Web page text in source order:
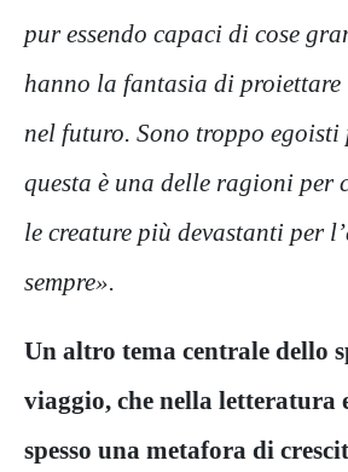
pur essendo capaci di cose
hanno la fantasia di
nel futuro. Sono troppo
questa è una delle ragioni per
le creature più devastanti per
sempre».
Un altro tema centrale dello
viaggio, che nella letteratura
spesso una metafora di